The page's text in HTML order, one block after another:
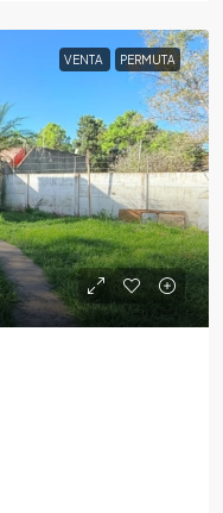
VENTA PERMUTA